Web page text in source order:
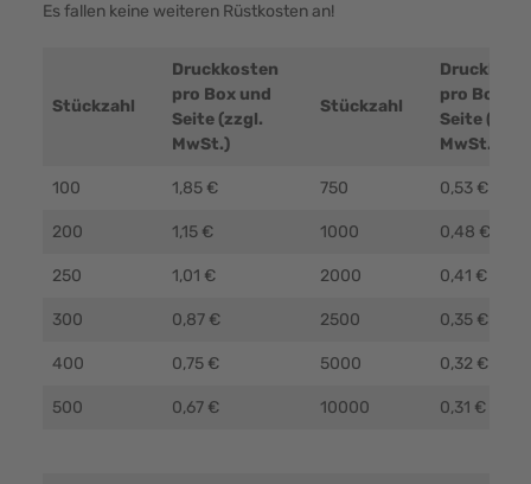
Es fallen keine weiteren Rüstkosten an!
Stückzahl
Druckkosten
pro Box und
Seite (zzgl.
MwSt.)
Stückzahl
pro Box
Seite (zzgl.
MwSt.)
100 1,85 € 750 0,53 €
200 1,15 € 1000 0,48 €
250 1,01 € 2000 0,41 €
300 0,87 € 2500 0,35 €
400 0,75 € 5000 0,32 €
500 0,67 € 10000 0,31 €